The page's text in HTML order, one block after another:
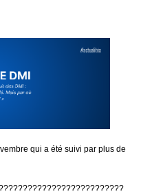
qui a été suivi par plus de